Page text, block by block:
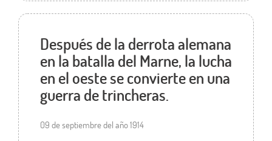
Después de la derrota alemana
en la batalla del Marne, la lucha
en el oeste se convierte en una
guerra de trincheras.
09 de septiembre del año 1914